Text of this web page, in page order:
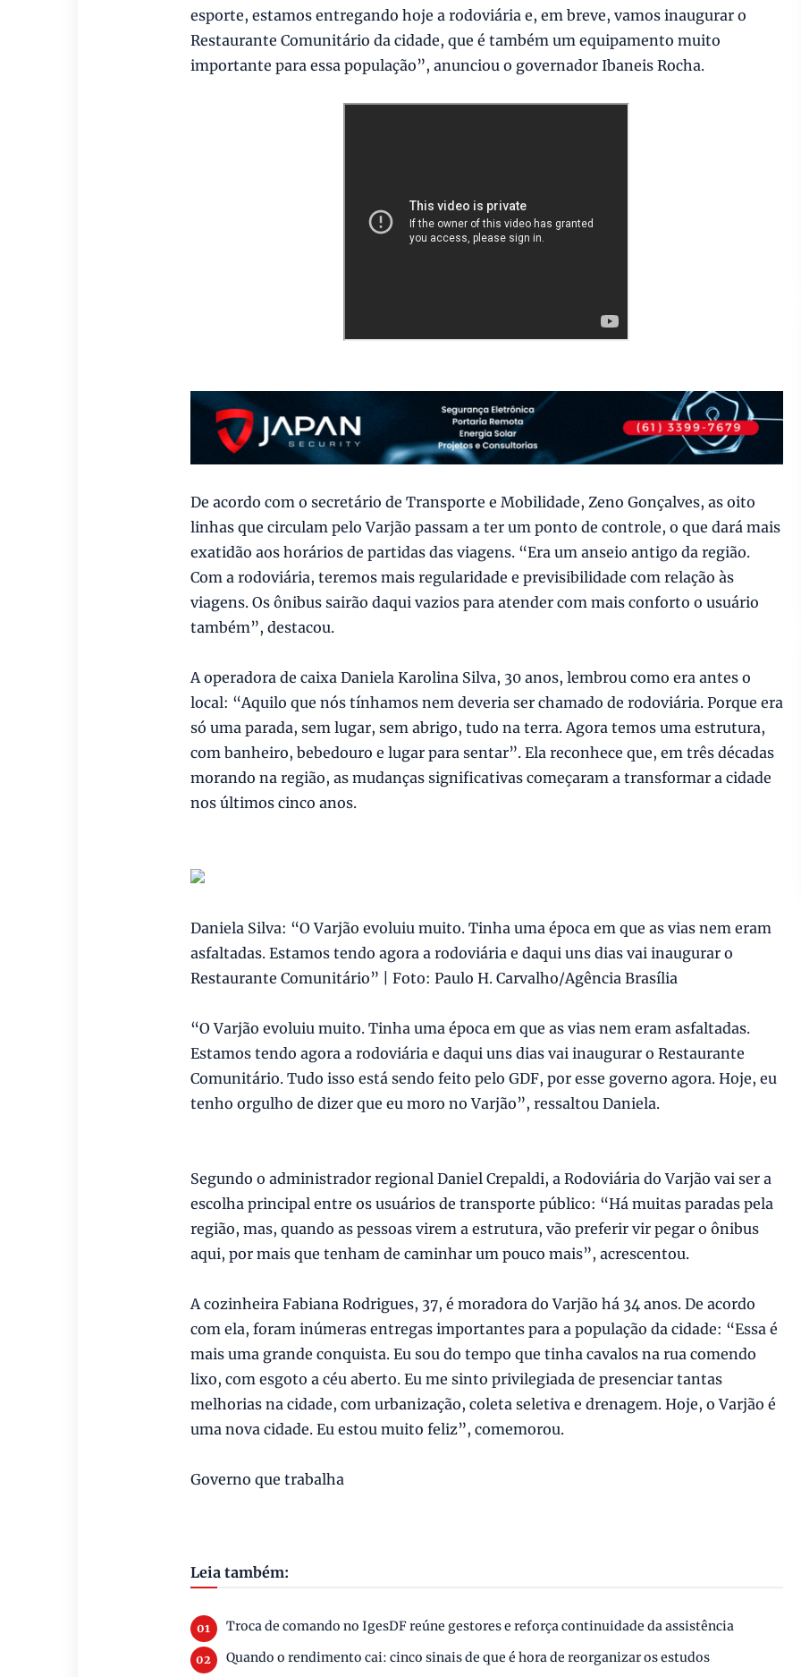
esporte, estamos entregando hoje a rodoviária e, em breve, vamos inaugurar o
Restaurante Comunitário da cidade, que é também um equipamento muito
importante para essa população”, anunciou o governador Ibaneis Rocha.
De acordo com o secretário de Transporte e Mobilidade, Zeno Gonçalves, as oito
linhas que circulam pelo Varjão passam a ter um ponto de controle, o que dará mais
exatidão aos horários de partidas das viagens. “Era um anseio antigo da região.
Com a rodoviária, teremos mais regularidade e previsibilidade com relação às
viagens. Os ônibus sairão daqui vazios para atender com mais conforto o usuário
também”, destacou.
A operadora de caixa Daniela Karolina Silva, 30 anos, lembrou como era antes o
local: “Aquilo que nós tínhamos nem deveria ser chamado de rodoviária. Porque era
só uma parada, sem lugar, sem abrigo, tudo na terra. Agora temos uma estrutura,
com banheiro, bebedouro e lugar para sentar”. Ela reconhece que, em três décadas
morando na região, as mudanças significativas começaram a transformar a cidade
nos últimos cinco anos.
Daniela Silva: “O Varjão evoluiu muito. Tinha uma época em que as vias nem eram
asfaltadas. Estamos tendo agora a rodoviária e daqui uns dias vai inaugurar o
Restaurante Comunitário” | Foto: Paulo H. Carvalho/Agência Brasília
“O Varjão evoluiu muito. Tinha uma época em que as vias nem eram asfaltadas.
Estamos tendo agora a rodoviária e daqui uns dias vai inaugurar o Restaurante
Comunitário. Tudo isso está sendo feito pelo GDF, por esse governo agora. Hoje, eu
tenho orgulho de dizer que eu moro no Varjão”, ressaltou Daniela.
Segundo o administrador regional Daniel Crepaldi, a Rodoviária do Varjão vai ser a
escolha principal entre os usuários de transporte público: “Há muitas paradas pela
região, mas, quando as pessoas virem a estrutura, vão preferir vir pegar o ônibus
aqui, por mais que tenham de caminhar um pouco mais”, acrescentou.
A cozinheira Fabiana Rodrigues, 37, é moradora do Varjão há 34 anos. De acordo
com ela, foram inúmeras entregas importantes para a população da cidade: “Essa é
mais uma grande conquista. Eu sou do tempo que tinha cavalos na rua comendo
lixo, com esgoto a céu aberto. Eu me sinto privilegiada de presenciar tantas
melhorias na cidade, com urbanização, coleta seletiva e drenagem. Hoje, o Varjão é
uma nova cidade. Eu estou muito feliz”, comemorou.
Governo que trabalha
Leia também:
Troca de comando no IgesDF reúne gestores e reforça continuidade da assistência
Quando o rendimento cai: cinco sinais de que é hora de reorganizar os estudos